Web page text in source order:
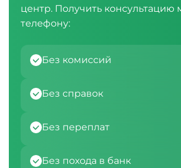
центр. Получить консультацию
телефону:
Без комиссий
Без справок
Без переплат
Без похода в банк